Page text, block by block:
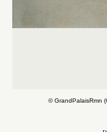
© GrandPalaisRmn